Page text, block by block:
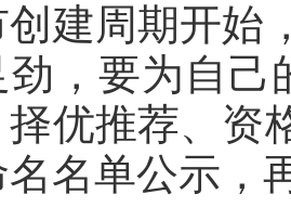
建周期开始
劲，要为自己
优推荐、资
名单公示，